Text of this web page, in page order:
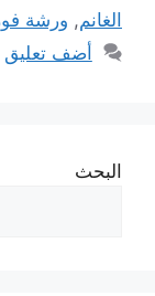
الغانم, ورشة
أضف تعليق
البحث